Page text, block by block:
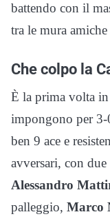
battendo con il
tra le mura
Che colpo la
È la prima volta
impongono per 3-
ben 9 ace e
avversari, con
Alessandro
palleggio, Marco